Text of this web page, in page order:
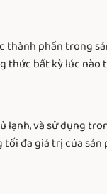
phần trong
thức bất kỳ lúc nào
và sử dụng
đa giá trị của sản